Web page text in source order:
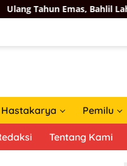
Bahlil Lahadalia Dapat
Hastakarya Pemilu
Tentang Kami